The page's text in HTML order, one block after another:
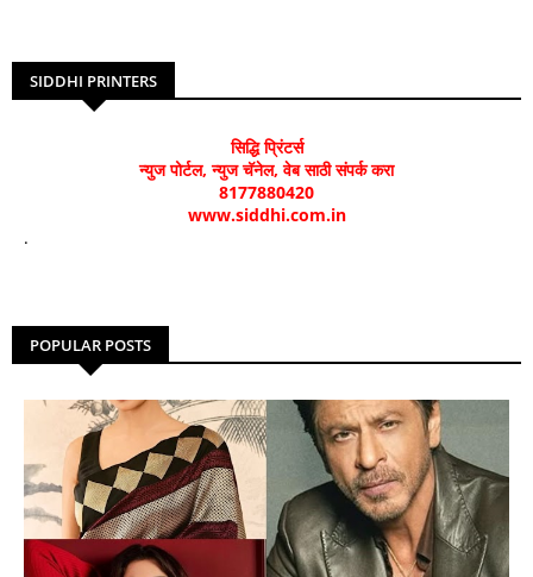
SIDDHI PRINTERS
सिद्धि प्रिंटर्स
न्युज पोर्टल, न्युज चॅनेल, वेब साठी संपर्क करा
8177880420
www.siddhi.com.in
.
POPULAR POSTS